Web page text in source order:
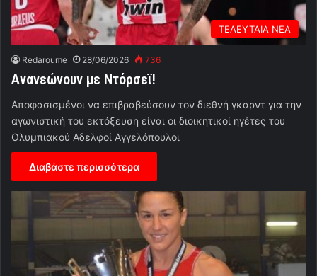
ΤΕΛΕΥΤΑΙΑ ΝΕΑ
Redaroume 28/06/2026 736
Ανανεώνουν με Ντόρσεϊ!
Αποφασισμένοι να επιβραβεύσουν τον διεθνή γκαρντ για την
αγωνιστική του εκτόξευση είναι οι διοικητικοί ηγέτες του
Ολυμπιακού Αδελφοί Αγγελόπουλοι
Διαβάστε περισσότερα